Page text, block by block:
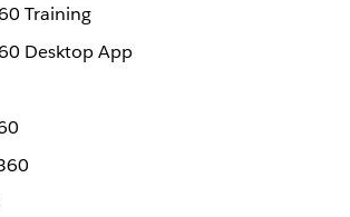
Training
Desktop App